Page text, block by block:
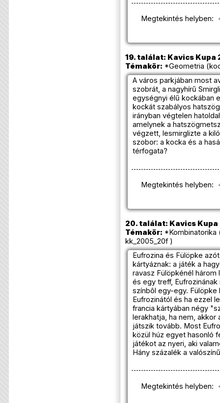
Megtekintés helyben:
19. találat: Kavics Kupa
Témakör: *Geometria
A város parkjában most
szobrát, a nagyhírű
egységnyi élű kockában
kockát szabályos
irányban végtelen
amelynek a
végzett, lesmirglizte a
szobor: a kocka és a
térfogata?
Megtekintés helyben:
20. találat: Kavics
Témakör:
kk_2005_20f )
Eufrozina és Fülöpke
kártyáznak: a játék a
ravasz Fülöpkénél
és egy treff,
színbôl egy-egy.
Eufrozinától és ha ezzel
francia kártyában négy
lerakhatja, ha nem,
játszik tovább. Most
közül húz egyet hasonló
játékot az nyeri, aki
Hány százalék a
Megtekintés helyben: